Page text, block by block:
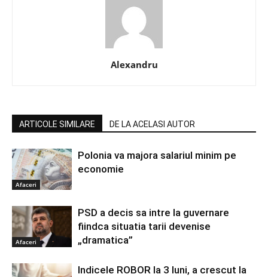
Alexandru
ARTICOLE SIMILARE DE LA ACELASI AUTOR
Afaceri
Polonia va majora salariul minim pe
economie
Afaceri
PSD a decis sa intre la guvernare
fiindca situatia tarii devenise
„dramatica”
Indicele ROBOR la 3 luni, a crescut la